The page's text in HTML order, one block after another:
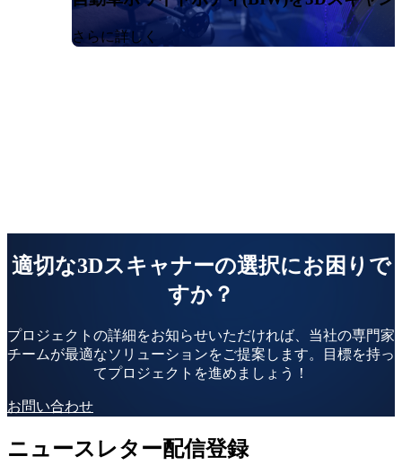
さらに詳しく
適切な3Dスキャナーの選択にお困りで
すか？
プロジェクトの詳細をお知らせいただければ、当社の専門家
チームが最適なソリューションをご提案します。目標を持っ
てプロジェクトを進めましょう！
お問い合わせ
ニュースレター配信登録